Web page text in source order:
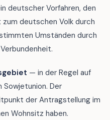
deutscher Vorfahren, den
deutschen Volk durch
Umständen durch
— in der Regel auf
Der
der Antragstellung im
Wohnsitz haben.